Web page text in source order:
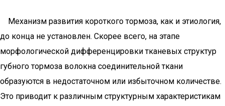
Механизм развития короткого тормоза, как и этиология,
до конца не установлен. Скорее всего, на этапе
морфологической дифференцировки тканевых структур
губного тормоза волокна соединительной ткани
образуются в недостаточном или избыточном количестве.
Это приводит к различным структурным характеристикам